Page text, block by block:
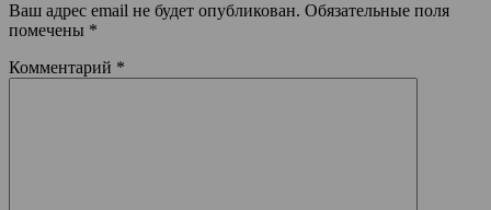
Ваш адрес email не будет опубликован. Обязательные поля
помечены *
Комментарий *